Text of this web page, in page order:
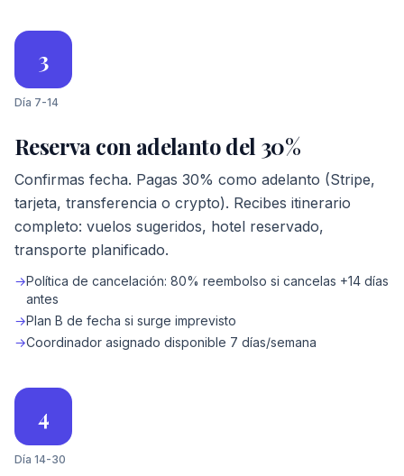
3
Día 7-14
Reserva con adelanto del 30%
Confirmas fecha. Pagas 30% como adelanto (Stripe,
tarjeta, transferencia o crypto). Recibes itinerario
completo: vuelos sugeridos, hotel reservado,
transporte planificado.
→Política de cancelación: 80% reembolso si cancelas +14 días
antes
→Plan B de fecha si surge imprevisto
→Coordinador asignado disponible 7 días/semana
4
Día 14-30